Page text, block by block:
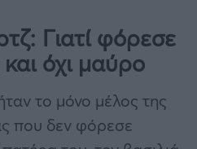
Γιατί φόρεσε
όχι μαύρο
το μόνο μέλος της
που δεν φόρεσε